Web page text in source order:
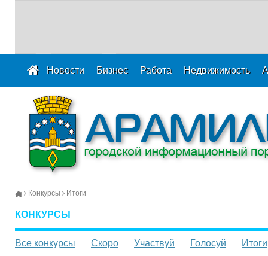
Новости Бизнес Работа Недвижимость
Конкурсы Итоги
КОНКУРСЫ
Все конкурсы Скоро Участвуй Голосуй Итоги